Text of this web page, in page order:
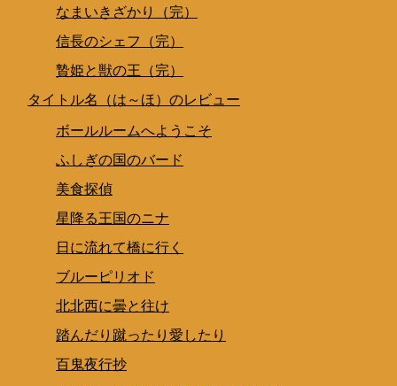
なまいきざかり（完）
信長のシェフ（完）
贄姫と獣の王（完）
タイトル名（は～ほ）のレビュー
ボールルームへようこそ
ふしぎの国のバード
美食探偵
星降る王国のニナ
日に流れて橋に行く
ブルーピリオド
北北西に曇と往け
踏んだり蹴ったり愛したり
百鬼夜行抄